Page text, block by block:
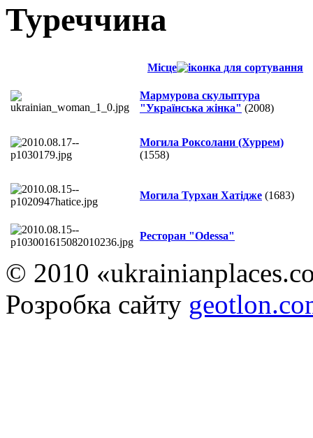
Туреччина
Місце
Мармурова скульптура
"Українська жінка" (2008)
Могила Роксолани (Хуррем)
(1558)
Могила Турхан Хатідже (1683)
Ресторан "Odessa"
© 2010
Розробка сайту